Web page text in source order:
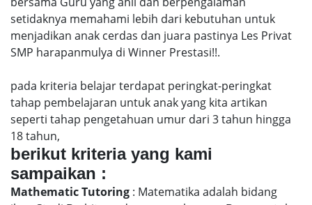
setidaknya memahami lebih dari kebutuhan untuk
menjadikan anak cerdas dan juara pastinya Les Privat
SMP harapanmulya di Winner Prestasi!!.
pada kriteria belajar terdapat peringkat-peringkat
tahap pembelajaran untuk anak yang kita artikan
seperti tahap pengetahuan umur dari 3 tahun hingga
18 tahun,
berikut kriteria yang kami
sampaikan :
Mathematic Tutoring : Matematika adalah bidang